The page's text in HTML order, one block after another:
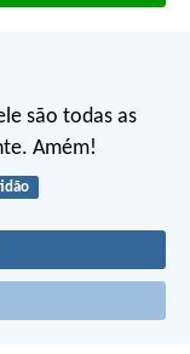
são todas as
Amém!